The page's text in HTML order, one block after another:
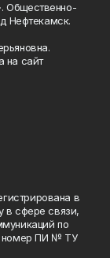
. Общественно-
Нефтекамск.
на сайт
в
в сфере связи,
по
номер ПИ № ТУ